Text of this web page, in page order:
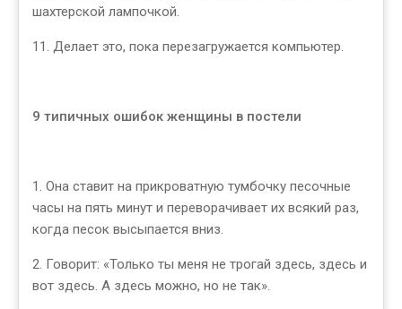
шахтерской лампочкой.
11. Делает это, пока перезагружается компьютер.
9 типичных ошибок женщины в постели
1. Она ставит на прикроватную тумбочку песочные
часы на пять минут и переворачивает их всякий раз,
когда песок высыпается вниз.
2. Говорит: «Только ты меня не трогай здесь, здесь и
вот здесь. А здесь можно, но не так».